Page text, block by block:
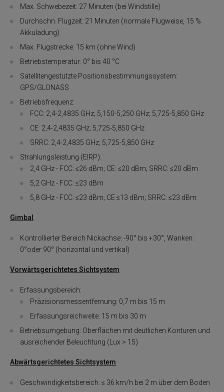
Max. Schwebezeit: 27 Minuten (bei Windstille)
Durchschn. Flugzeit: 21 Minuten (normale Flugweise, 15 %
Akkuladung)
Max. Flugstrecke: 15 km (ohne Wind)
Betriebstemperatur: 0° bis 40 °C
Satellitengestützte Positionsbestimmungssystem:
GPS/GLONASS
Betriebsfrequenz:
FCC: 2,4-2,4835 GHz; 5,150-5,250 GHz; 5,725-5,850 GHz
CE: 2,4-2,4835 GHz; 5,725-5,850 GHz
SRRC: 2,4-2,4835 GHz; 5,725-5,850 GHz
Strahlungsleistung (EIRP):
2,4 GHz - FCC: ≤26 dBm; CE: ≤20 dBm; SRRC: ≤20 dBm
5,2 GHz - FCC: ≤23 dBm
5,8 GHz - FCC: ≤23 dBm; CE ≤13 dBm; SRRC: ≤23 dBm
Gimbal
Kontrollierter Bereich Nickachse: -90° bis +30°, Wanken:
0°oder 90° (horizontal und vertikal)
Vorwärtsgerichtetes Sichtsystem
Erfassungsbereich:
Präzisionsmessentfernung: 0,7 m bis 15 m
Erfassungsreichweite: 15 m bis 30 m
Betriebsumgebung: Oberflächen mit deutlichen Konturen und
ausreichender Beleuchtung (Lux > 15)
Abwärtsgerichtetes Sichtsystem
Geschwindigkeitsbereich: ≤ 36 km/h bei 2 m über dem Boden